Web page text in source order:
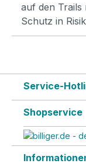
auf den Trails
Schutz in
Service-
Shopservice